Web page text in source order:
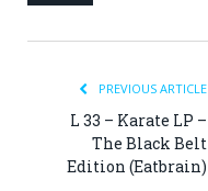
PREVIOUS ARTICLE
L 33 – Karate LP –
The Black Belt
Edition (Eatbrain)